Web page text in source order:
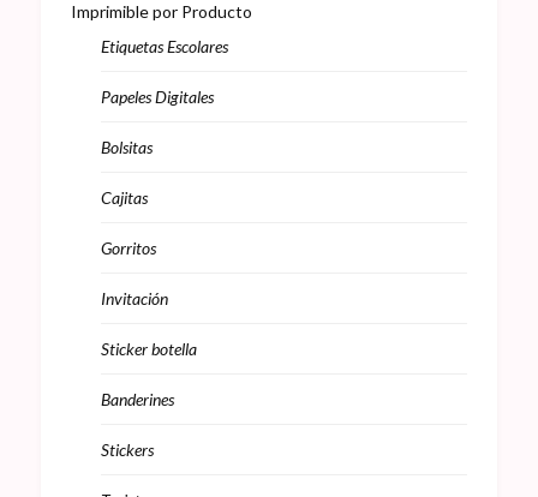
Imprimible por Producto
Etiquetas Escolares
Papeles Digitales
Bolsitas
Cajitas
Gorritos
Invitación
Sticker botella
Banderines
Stickers